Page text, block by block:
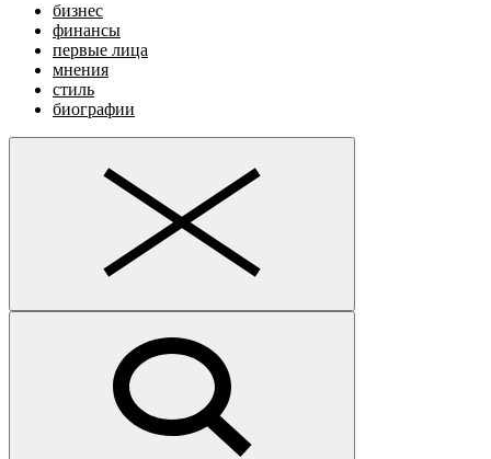
бизнес
финансы
первые лица
мнения
стиль
биографии